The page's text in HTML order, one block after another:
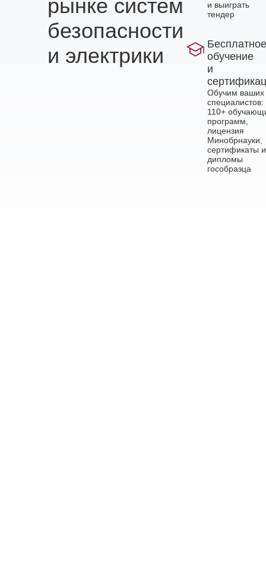
рынке систем
безопасности
и электрики
и выиграть
тендер
Бесплатное
обучение
и
Обучим ваших
специалистов:
110+
программ,
лицензия
Минобрнауки,
сертификаты и
дипломы
гособразца